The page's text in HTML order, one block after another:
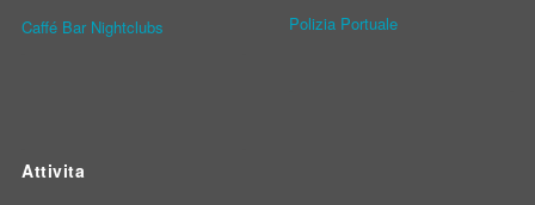
Caffé Bar Nightclubs
Polizia Portuale
Attivita